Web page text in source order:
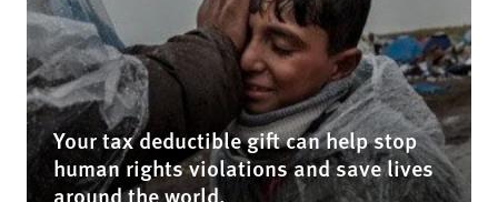
Your tax deductible gift can help stop
human rights violations and save lives
around the world.